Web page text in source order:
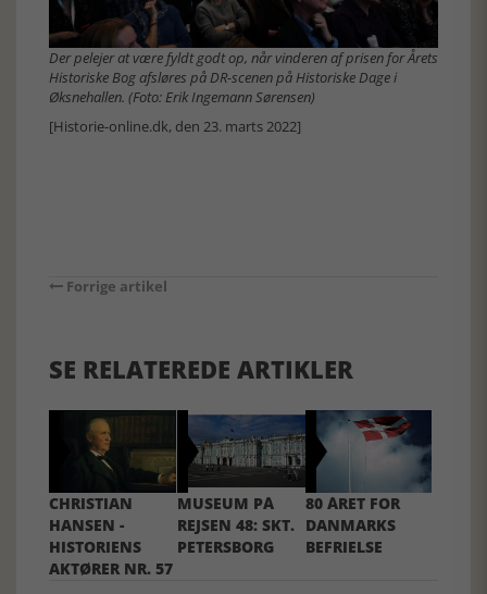
Der pelejer at være fyldt godt op, når vinderen af prisen for Årets
Historiske Bog afsløres på DR-scenen på Historiske Dage i
Øksnehallen. (Foto: Erik Ingemann Sørensen)
[Historie-online.dk, den 23. marts 2022]
Forrige artikel
SE RELATEREDE ARTIKLER
CHRISTIAN
HANSEN -
HISTORIENS
AKTØRER NR. 57
MUSEUM PÅ
REJSEN 48: SKT.
PETERSBORG
80 ÅRET FOR
DANMARKS
BEFRIELSE